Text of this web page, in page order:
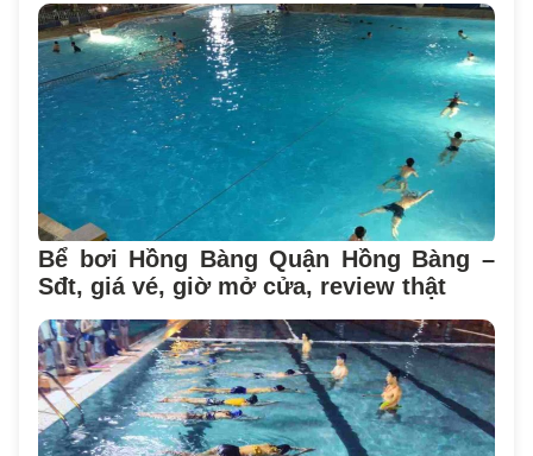
Bể bơi Hồng Bàng Quận Hồng Bàng –
Sđt, giá vé, giờ mở cửa, review thật